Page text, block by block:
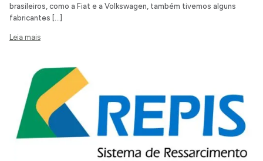
brasileiros, como a Fiat e a Volkswagen, também tivemos alguns
fabricantes […]
Leia mais